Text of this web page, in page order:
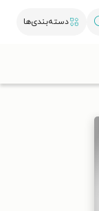
دسته‌بندی‌ها